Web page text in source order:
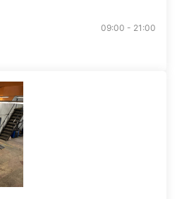
09:00 - 21:00